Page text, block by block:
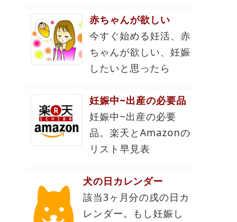
赤ちゃんが欲しい
今すぐ始める妊活、赤
ちゃんが欲しい、妊娠
したいと思ったら
妊娠中~出産の必要品
妊娠中~出産の必要
品。楽天とAmazonの
リスト早見表
犬の日カレンダー
該当3ヶ月分の戌の日カ
レンダー。もし妊娠し